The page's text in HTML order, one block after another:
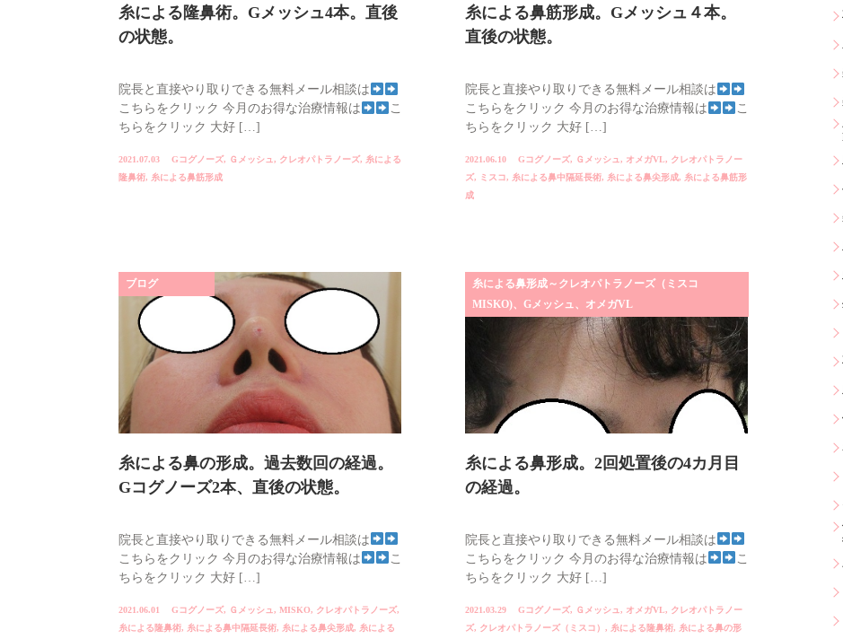
糸による隆鼻術。Gメッシュ4本。直後
の状態。
院長と直接やり取りできる無料メール相談は
こちらをクリック 今月のお得な治療情報は
こ
ちらをクリック 大好 […]
2021.07.03 Gコグノーズ, Ｇメッシュ , クレオパトラノーズ, 糸による
隆鼻術, 糸による鼻筋形成
糸による鼻筋形成。Gメッシュ４本。
直後の状態。
院長と直接やり取りできる無料メール相談は
こちらをクリック 今月のお得な治療情報は
こ
ちらをクリック 大好 […]
2021.06.10 Gコグノーズ, Ｇメッシュ, オメガVL, クレオパトラノー
ズ, ミスコ, 糸による鼻中隔延長術, 糸による鼻尖形成, 糸による鼻筋形
成
ブログ
糸による鼻の形成。過去数回の経過。
Gコグノーズ2本、直後の状態。
院長と直接やり取りできる無料メール相談は
こちらをクリック 今月のお得な治療情報は
こ
ちらをクリック 大好 […]
2021.06.01 Gコグノーズ, Ｇメッシュ , MISKO, クレオパトラノーズ,
糸による隆鼻術, 糸による鼻中隔延長術, 糸による鼻尖形成, 糸による
糸による鼻形成～クレオパトラノーズ（ミスコ
MISKO)、Gメッシュ、オメガVL
糸による鼻形成。2回処置後の4カ月目
の経過。
院長と直接やり取りできる無料メール相談は
こちらをクリック 今月のお得な治療情報は
こ
ちらをクリック 大好 […]
2021.03.29 Gコグノーズ, Ｇメッシュ, オメガVL, クレオパトラノー
ズ, クレオパトラノーズ（ミスコ）, 糸による隆鼻術, 糸による鼻の形